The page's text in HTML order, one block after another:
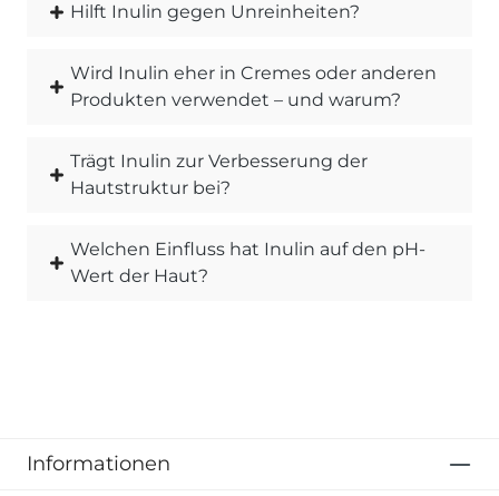
Hilft Inulin gegen Unreinheiten?
Wird Inulin eher in Cremes oder anderen
Produkten verwendet – und warum?
Trägt Inulin zur Verbesserung der
Hautstruktur bei?
Welchen Einfluss hat Inulin auf den pH-
Wert der Haut?
Informationen